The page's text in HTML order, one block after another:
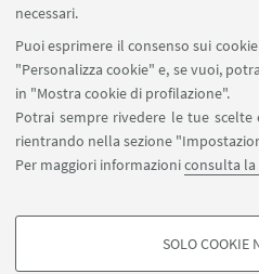
necessari.
Puoi esprimere il consenso sui
"Personalizza cookie" e, se vuoi,
in "Mostra cookie di profilazione".
Potrai sempre rivedere le tue
rientrando nella sezione
Per maggiori informazioniconsulta
COOKIE DI PROFILAZIONE -
SOLO COOKIE
Seguici su: